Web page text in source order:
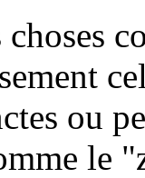
choses
ou
le